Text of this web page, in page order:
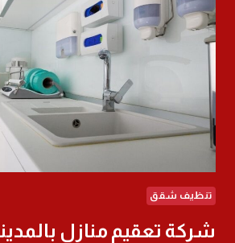
تنظيف شقق
شركة تعقيم منازل